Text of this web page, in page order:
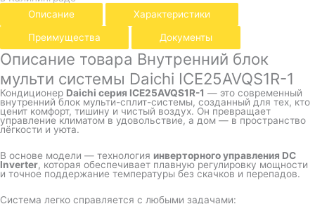
Описание
Характеристики
Преимущества Документы
Описание товара Внутренний блок
мульти системы Daichi ICE25AVQS1R-1
Кондиционер Daichi серия ICE25AVQS1R-1 — это современный
внутренний блок мульти-сплит-системы, созданный для тех, кто
ценит комфорт, тишину и чистый воздух. Он превращает
управление климатом в удовольствие, а дом — в пространство
лёгкости и уюта.
В основе модели — технология инверторного управления DC
Inverter, которая обеспечивает плавную регулировку мощности
и точное поддержание температуры без скачков и перепадов.
Система легко справляется с любыми задачами: